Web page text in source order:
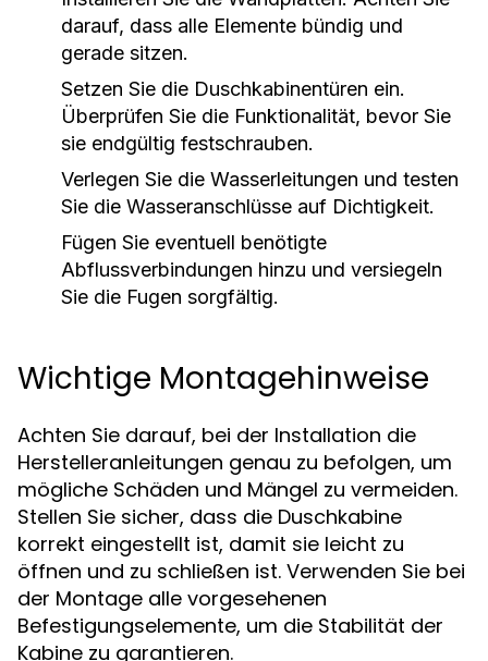
darauf, dass alle Elemente bündig und
gerade sitzen.
Setzen Sie die Duschkabinentüren ein.
Überprüfen Sie die Funktionalität, bevor Sie
sie endgültig festschrauben.
Verlegen Sie die Wasserleitungen und testen
Sie die Wasseranschlüsse auf Dichtigkeit.
Fügen Sie eventuell benötigte
Abflussverbindungen hinzu und versiegeln
Sie die Fugen sorgfältig.
Wichtige Montagehinweise
Achten Sie darauf, bei der Installation die
Herstelleranleitungen genau zu befolgen, um
mögliche Schäden und Mängel zu vermeiden.
Stellen Sie sicher, dass die Duschkabine
korrekt eingestellt ist, damit sie leicht zu
öffnen und zu schließen ist. Verwenden Sie bei
der Montage alle vorgesehenen
Befestigungselemente, um die Stabilität der
Kabine zu garantieren.